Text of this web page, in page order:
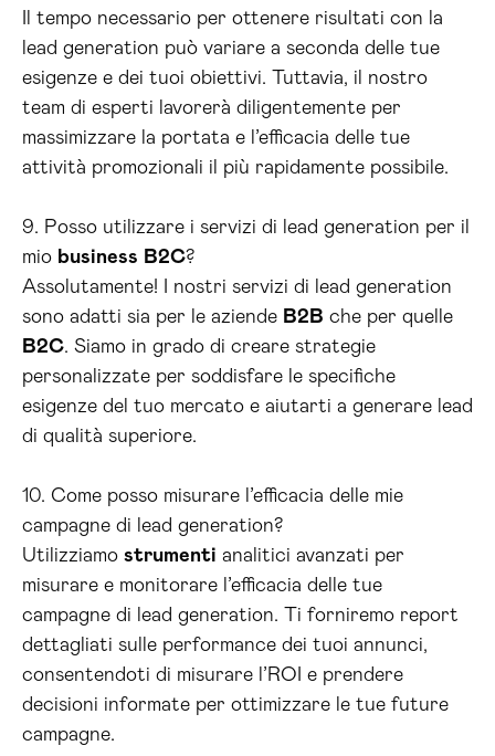
Il tempo necessario per ottenere risultati con la
lead generation può variare a seconda delle tue
esigenze e dei tuoi obiettivi. Tuttavia, il nostro
team di esperti lavorerà diligentemente per
massimizzare la portata e l’efficacia delle tue
attività promozionali il più rapidamente possibile.
9. Posso utilizzare i servizi di lead generation per il
mio business B2C?
Assolutamente! I nostri servizi di lead generation
sono adatti sia per le aziende B2B che per quelle
B2C. Siamo in grado di creare strategie
personalizzate per soddisfare le specifiche
esigenze del tuo mercato e aiutarti a generare lead
di qualità superiore.
10. Come posso misurare l’efficacia delle mie
campagne di lead generation?
Utilizziamo strumenti analitici avanzati per
misurare e monitorare l’efficacia delle tue
campagne di lead generation. Ti forniremo report
dettagliati sulle performance dei tuoi annunci,
consentendoti di misurare l’ROI e prendere
decisioni informate per ottimizzare le tue future
campagne.